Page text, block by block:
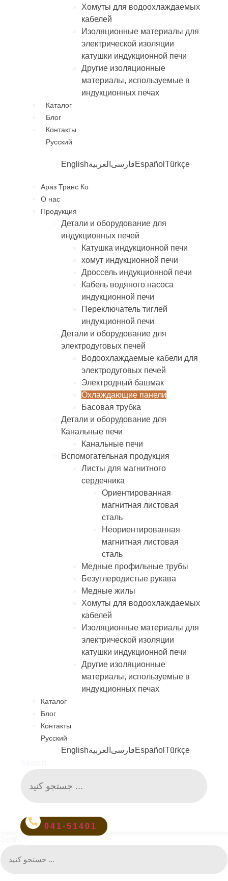
Хомуты для водоохлаждаемых
кабелей
Изоляционные материалы для
электрической изоляции
катушки индукционной печи
Другие изоляционные
материалы, используемые в
индукционных печах
Каталог
Блог
Контакты
Русский
English فارسی العربية Español Türkçe
Араз Транс Ко
О нас
Продукция
Детали и оборудование для
индукционных печей
Катушка индукционной печи
хомут индукционной печи
Дроссель индукционной печи
Кабель водяного насоса
индукционной печи
Переключатель тиглей
индукционной печи
Детали и оборудование для
электродуговых печей
Водоохлаждаемые кабели для
электродуговых печей
Электродный башмак
Охлаждающие панели
Басовая трубка
Детали и оборудование для
Канальные печи
Канальные печи
Вспомогательная продукция
Листы для магнитного
сердечника
Ориентированная
магнитная листовая
сталь
Неориентированная
магнитная листовая
сталь
Медные профильные трубы
Безуглеродистые рукава
Медные жилы
Хомуты для водоохлаждаемых
кабелей
Изоляционные материалы для
электрической изоляции
катушки индукционной печи
Другие изоляционные
материалы, используемые в
индукционных печах
Каталог
Блог
Контакты
Русский
English فارسی العربية Español Türkçe
041-51401